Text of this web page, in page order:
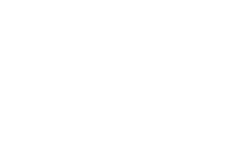
ficar quase al dente (cerca de
o pato desfiado, a linguiça e as
até o arroz ficar úmido e
azeite e, se desejar, salpique